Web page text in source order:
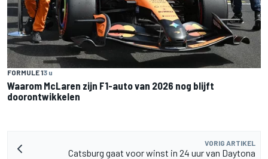
FORMULE 13 u
Waarom McLaren zijn F1-auto van 2026 nog blijft
doorontwikkelen
VORIG ARTIKEL
Catsburg gaat voor winst in 24 uur van Daytona